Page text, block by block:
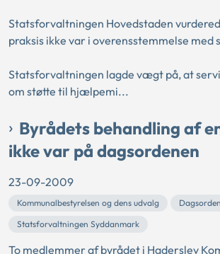
Statsforvaltningen Hovedstaden
praksis ikke var i overensstemmelse med
Statsforvaltningen lagde vægt på, at
om støtte til hjælpemi...
Byrådets behandling af
ikke var på dagsordenen
23-09-2009
Kommunalbestyrelsen og dens udvalg
Dagsorden
Statsforvaltningen Syddanmark
To medlemmer af byrådet i Haderslev